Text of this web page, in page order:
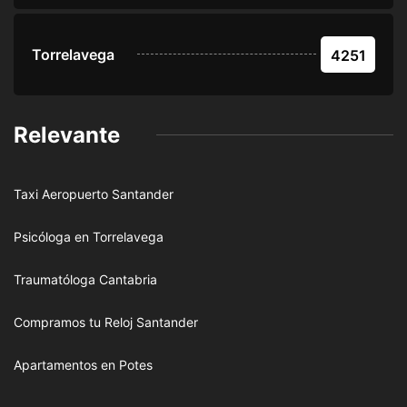
Torrelavega 4251
Relevante
Taxi Aeropuerto Santander
Psicóloga en Torrelavega
Traumatóloga Cantabria
Compramos tu Reloj Santander
Apartamentos en Potes